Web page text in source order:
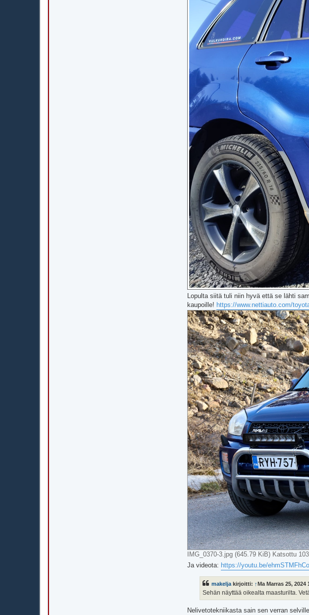
Lopulta siitä tuli niin hyvä että se lähti
kaupoille! https://www.nettiauto.com/
IMG_0370-3.jpg (645.79 KiB) Katsottu
Ja videota: https://youtu.be/
makelja kirjoitti: ↑Ma Marras 25, 2024
Sehän näyttää oikealta maasturilta.
Nelivetotekniikasta sain sen verran